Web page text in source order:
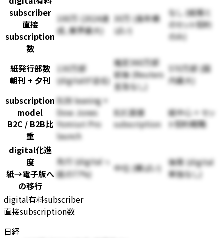
subscriber
直接
subscription
数
100万 (2024達
成、業界最大)
30万 (長年横
ばい)
なし (紙版と
のセット契約
のみ)
紙発行部数
朝刊 + 夕刊
130万部
(digitalが迫る)
推定360万部
前後 (Reuters
言及なし)
570万部 (国
内最大)
subscription
model
B2C / B2B比
重
B2B leaning +
Dow Jones
Yomiuri Pro
launch
B2C直接
subscription
紙中心 + セッ
ト契約戦略
digital化進
度
紙→電子版へ
の移行
先行 (digital ≒
紙の77%)
中位 (横ばい) 後発 (digital
単独なし)
digital有料subscriber
直接subscription数
日経